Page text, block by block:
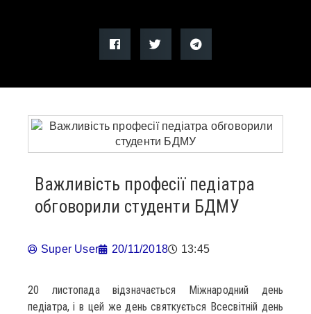
Важливість професії педіатра
обговорили студенти БДМУ
Super User 20/11/2018 13:45
20 листопада відзначається Міжнародний день
педіатра, і в цей же день святкується Всесвітній день